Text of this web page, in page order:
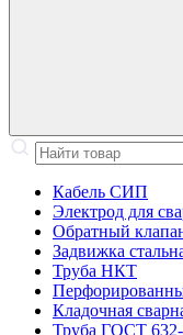
Кабель СИП
Электрод для
Обратный
Задвижка
Труба НКТ
Кладочная
Труба ГОСТ